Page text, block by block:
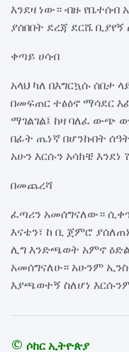
እንደዛ ነው። ብዙ የቤተሰብ
ያሰበበት ደረጃ ደርሼ
ቀጣይ ሀሳብ
አላህ ካለ በእግርኳሱ ሰበታ
በመፍጠር ተፅዕኖ ማሳደር
ማገልገል፤ ከዛ ባለፈ ውጭ
በፊት ጤነኛ በሆንኩበት
አሁን እርሱን አሳክቼ
በመጨረሻ
ፈጣሪን አመሰግናለው።
እናቴን፣ ከ ቢ ጀምሮ
ሊግ እንድጫወት አምኖ
አመሰግናለሁ። አሁንም
እያጫወተኝ ስለሆነ
© ሶከር ኢትዮጵያ